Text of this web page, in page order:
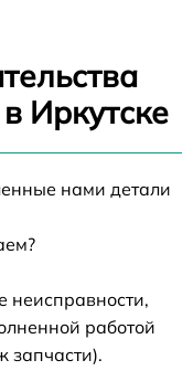
Иркутске
нами детали
неисправности,
работой
запчасти).